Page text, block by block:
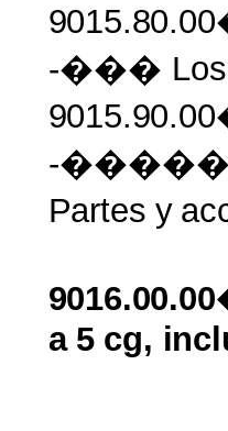
-��� Los
-
Partesy
a 5 cg,